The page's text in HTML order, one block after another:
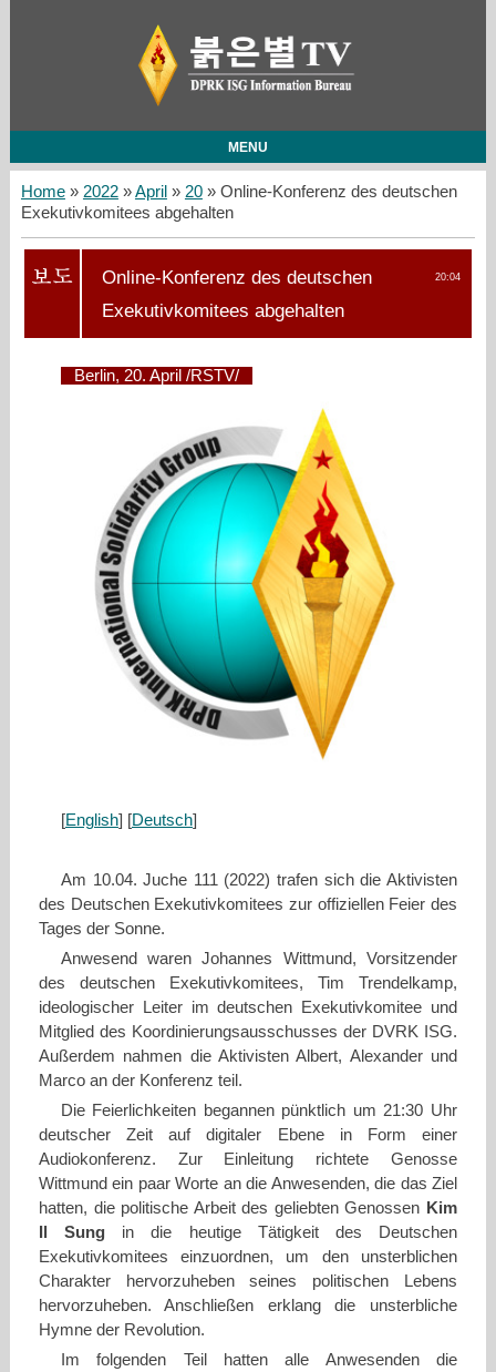
MENU
Home» 2022 »April » 20» Online-Konferenz des deutschen
Exekutivkomitees abgehalten
20:04
Online-Konferenz des deutschen
Exekutivkomitees abgehalten
Berlin, 20. April /RSTV/
[English] [Deutsch]
Am 10.04. Juche 111 (2022) trafen sich die Aktivisten
des Deutschen Exekutivkomitees zur offiziellen Feier des
Tages der Sonne.
Anwesend waren Johannes Wittmund, Vorsitzender
des deutschen Exekutivkomitees, Tim Trendelkamp,
ideologischer Leiter im deutschen Exekutivkomitee und
Mitglied des Koordinierungsausschusses der DVRK ISG.
Außerdem nahmen die Aktivisten Albert, Alexander und
Marco an der Konferenz teil.
Die Feierlichkeiten begannen pünktlich um 21:30 Uhr
deutscher Zeit auf digitaler Ebene in Form einer
Audiokonferenz. Zur Einleitung richtete Genosse
Wittmund ein paar Worte an die Anwesenden, die das Ziel
hatten, die politische Arbeit des geliebten Genossen Kim
Il Sung in die heutige Tätigkeit des Deutschen
Exekutivkomitees einzuordnen, um den unsterblichen
Charakter hervorzuheben seines politischen Lebens
hervorzuheben. Anschließen erklang die unsterbliche
Hymne der Revolution.
Im folgenden Teil hatten alle Anwesenden die